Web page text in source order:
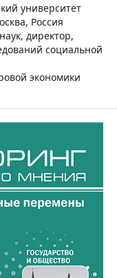
университет
Россия
директор,
социальной
экономики